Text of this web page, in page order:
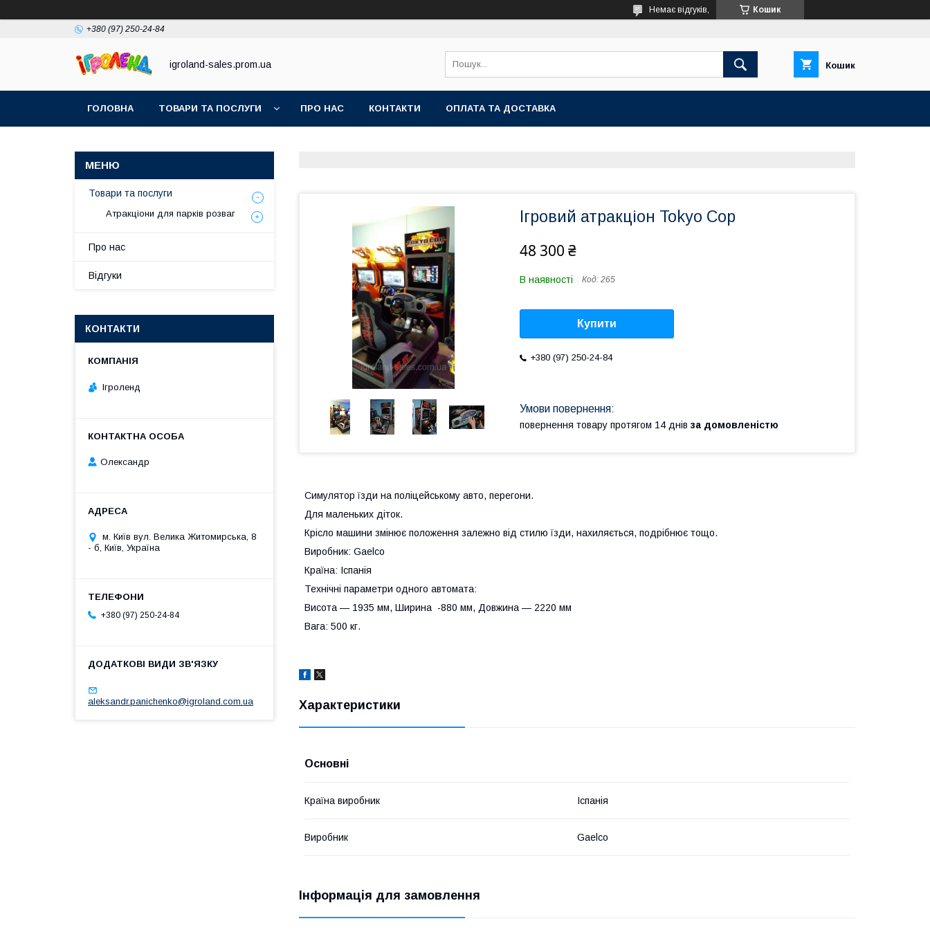
Кошик
Немає відгуків,
+380 (97) 250-24-84
igroland-sales.prom.ua Кошик
ГОЛОВНА ТОВАРИ ТА ПОСЛУГИ ПРО НАС КОНТАКТИ ОПЛАТА ТА ДОСТАВКА
Ігровий атракціон Tokyo Cop
48 300 ₴
В наявності Код: 265
Купити
+380 (97) 250-24-84
повернення товару протягом 14 днів за домовленістю
Симулятор їзди на поліцейському авто, перегони.
Для маленьких діток.
Крісло машини змінює положення залежно від стилю їзди, нахиляється, подрібнює тощо.
Виробник: Gaelco
Країна: Іспанія
Технічні параметри одного автомата:
Висота — 1935 мм, Ширина -880 мм, Довжина — 2220 мм
Вага: 500 кг.
Характеристики
Основні
Країна виробник Іспанія
Виробник Gaelco
Інформація для замовлення
Товари та послуги
Атракціони для парків розваг
Про нас
Відгуки
КОНТАКТИ
Ігроленд
Олександр
м. Київ вул. Велика Житомирська, 8
- б, Київ, Україна
+380 (97) 250-24-84
aleksandr.panichenko@igroland.com.ua